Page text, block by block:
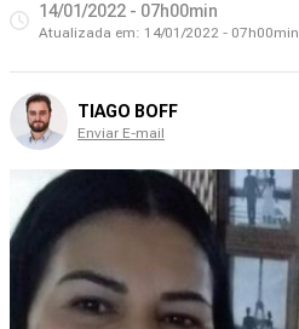
14/01/2022 - 07h00min
Atualizada em: 14/01/2022 - 07h00min
TIAGO BOFF
Enviar E-mail